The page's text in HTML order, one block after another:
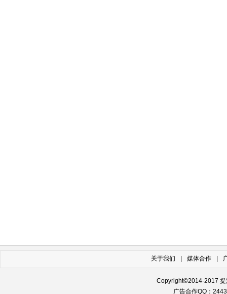
关于我们 媒体合作
Copyright©2014-2017 提
广告合作QQ：